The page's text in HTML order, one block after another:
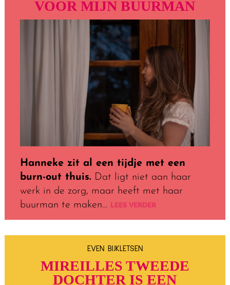
VOOR MIJN BUURMAN
Hanneke zit al een tijdje met een
burn-out thuis. Dat ligt niet aan haar
werk in de zorg, maar heeft met haar
buurman te maken… LEES VERDER
EVEN BIJKLETSEN
MIREILLES TWEEDE
DOCHTER IS EEN